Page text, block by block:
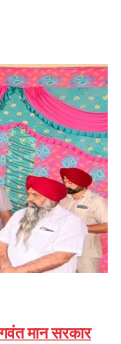
मान सरकार